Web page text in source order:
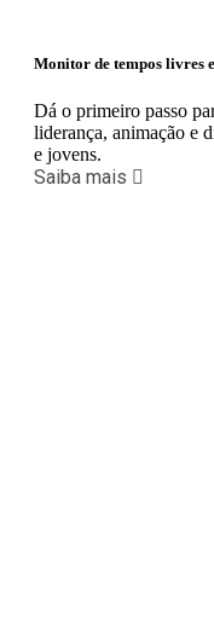
Monitor de tempos livres
Dá o primeiro passo
liderança, animação e
e jovens.
Saiba mais